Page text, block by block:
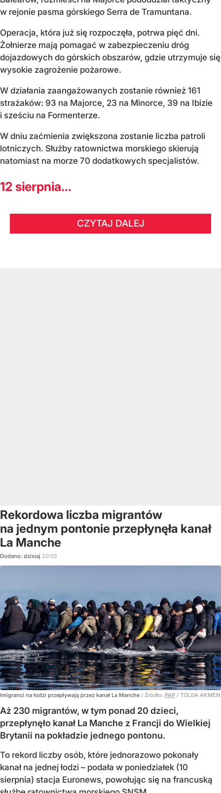
w rejonie pasma górskiego Serra de Tramuntana.
Operacja, która już się rozpoczęła, potrwa pięć dni.
Żołnierze mają pomagać w zabezpieczeniu dróg
dojazdowych do górskich obszarów, gdzie utrzymuje się
wysokie zagrożenie pożarowe.
W działania zaangażowanych zostanie również 161
strażaków: 93 na Majorce, 23 na Minorce, 39 na Ibizie
i sześciu na Formenterze.
W dniu zaćmienia zwiększona zostanie liczba patroli
lotniczych. Służby ratownictwa morskiego skierują
natomiast na morze 70 dodatkowych specjalistów.
12 sierpnia...
CZYTAJ DALEJ
Rekordowa liczba migrantów
na jednym pontonie przepłynęła kanał
La Manche
Dodano: dzisiaj 20:05
Imigranci na łodzi przepływają przez kanał La Manche / Źródło: PAP / TOLGA AKMEN
Aż 230 migrantów, w tym ponad 20 dzieci,
przepłynęło kanał La Manche z Francji do Wielkiej
Brytanii na pokładzie jednego pontonu.
To rekord liczby osób, które jednorazowo pokonały
kanał na jednej łodzi – podała w poniedziałek (10
sierpnia) stacja Euronews, powołując się na francuską